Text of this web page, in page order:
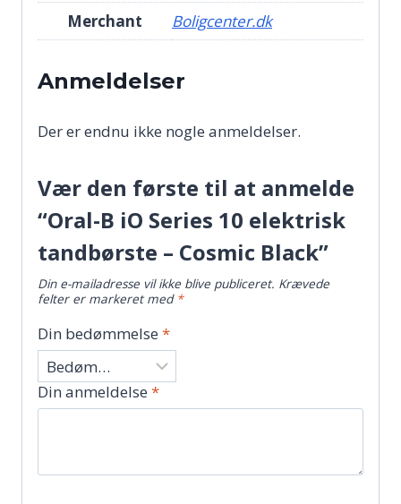
Merchant Boligcenter.dk
Anmeldelser
Der er endnu ikke nogle anmeldelser.
Vær den første til at anmelde
“Oral-B iO Series 10 elektrisk
tandbørste – Cosmic Black”
Din e-mailadresse vil ikke blive publiceret. Krævede
felter er markeret med *
Din bedømmelse *
Din anmeldelse *